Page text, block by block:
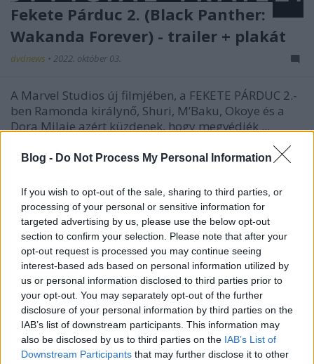
Blog - Do Not Process My Personal Information
If you wish to opt-out of the sale, sharing to third parties, or
processing of your personal or sensitive information for
targeted advertising by us, please use the below opt-out
section to confirm your selection. Please note that after your
opt-out request is processed you may continue seeing
interest-based ads based on personal information utilized by
us or personal information disclosed to third parties prior to
your opt-out. You may separately opt-out of the further
disclosure of your personal information by third parties on the
IAB’s list of downstream participants. This information may
also be disclosed by us to third parties on the IAB’s List of
Downstream Participants that may further disclose it to other
Fekete Párduc 2. (Black Panther:
Wakanda Forever) - trailer + plakát
dvdnews • 2022. október 03.
A Marvel Studios új filmjében, a FEKETE PÁRDUC 2.-
ben Ramonda királynő, Shuri, M’Baku, Okoye és a
Dora Milaje azért küzdenek, hogy megvédjék ...